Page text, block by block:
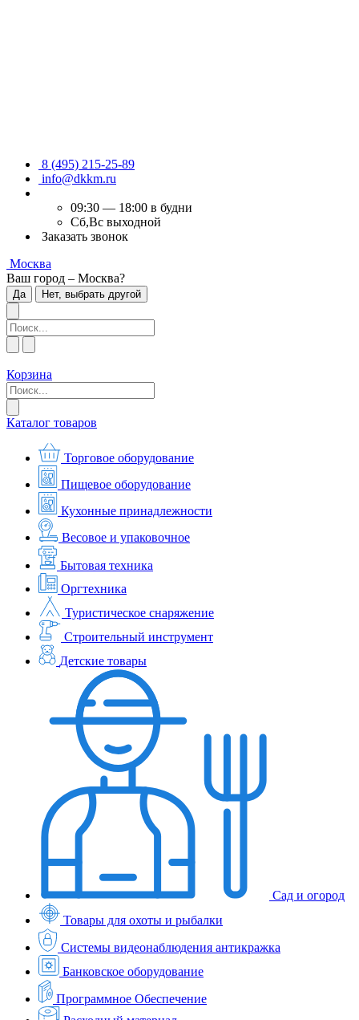
8 (495) 215-25-89
info@dkkm.ru
09:30 — 18:00 в будни
Сб,Вс выходной
Заказать звонок
Москва
Ваш город – Москва?
Да Нет, выбрать другой
Корзина
Каталог товаров
Торговое оборудование
Пищевое оборудование
Кухонные принадлежности
Весовое и упаковочное
Бытовая техника
Оргтехника
Туристическое снаряжение
Строительный инструмент
Детские товары
Сад и огород
Товары для охоты и рыбалки
Системы видеонаблюдения антикражка
Банковское оборудование
Программное Обеспечение